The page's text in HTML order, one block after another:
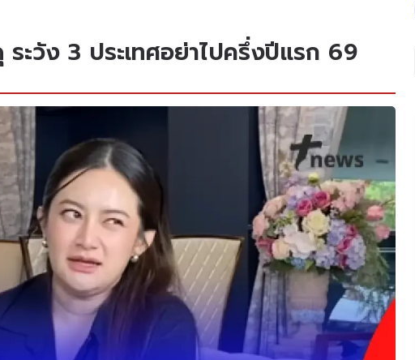
ะวัง 3 ประเทศอย่าไปครึ่งปีแรก 69